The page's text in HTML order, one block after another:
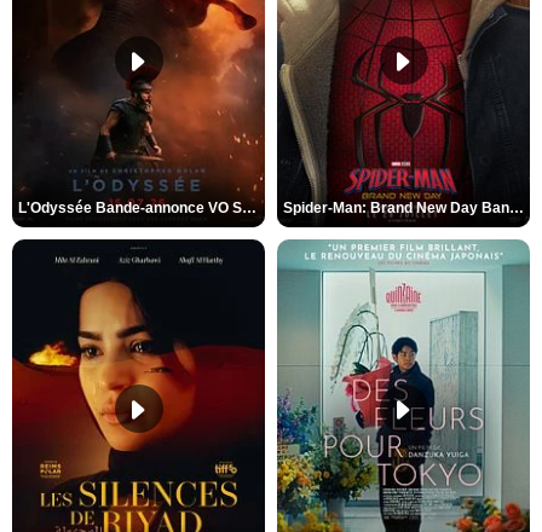
L'Odyssée Bande-annonce VO STFR Spider-Man: Brand New Day Bande-annonce VO STFR